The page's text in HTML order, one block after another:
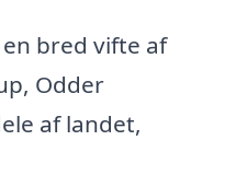
bred vifte af
Odder
af landet,